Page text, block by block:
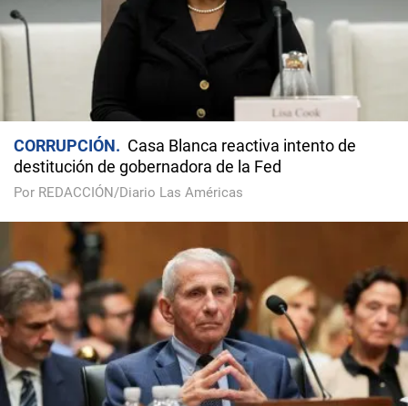
CORRUPCIÓN
Casa Blanca reactiva intento de
destitución de gobernadora de la Fed
Por REDACCIÓN/Diario Las Américas